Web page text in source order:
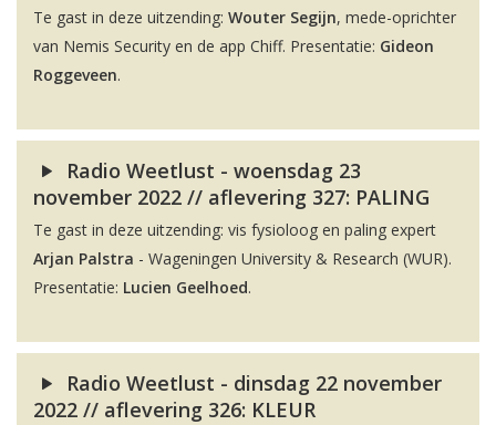
Te gast in deze uitzending: Wouter Segijn, mede-oprichter
van Nemis Security en de app Chiff. Presentatie: Gideon
Roggeveen.
Radio Weetlust - woensdag 23
november 2022 // aflevering 327: PALING
Te gast in deze uitzending: vis fysioloog en paling expert
Arjan Palstra - Wageningen University & Research (WUR).
Presentatie: Lucien Geelhoed.
Radio Weetlust - dinsdag 22 november
2022 // aflevering 326: KLEUR